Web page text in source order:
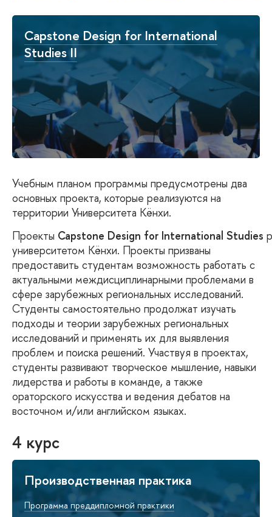
Capstone Design for International
Studies II
Учебным планом программы предусмотрены два
основных проекта, которые реализуются на
территории Университета Кёнхи.
Проекты Capstone Design for International Studies
университетом Кёнхи. Проекты призваны
предоставить студентам возможность работать с
актуальными междисциплинарными проблемами в
сфере зарубежных региональных исследований.
Студенты самостоятельно продолжат изучать
подходы и теории зарубежных региональных
исследований и применять их для выявления
проблем и поиска решений. Участвуя в проектах,
студенты развивают творческое мышление, навыки
лидерства и работы в команде, а также
ораторского искусства и ведения дебатов на
восточном и/или английском языках.
4 курс
Производственная практика
Программа преддипломной практики